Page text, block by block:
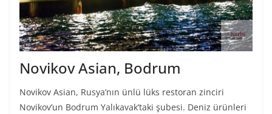
Novikov Asian, Bodrum
Novikov Asian, Rusya’nın ünlü lüks restoran zinciri
Novikov’un Bodrum Yalıkavak’taki şubesi. Deniz ürünleri